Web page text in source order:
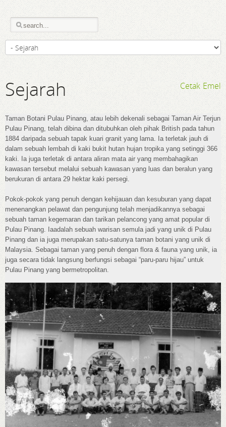
Emel
Cetak
Sejarah
Taman Botani Pulau Pinang, atau lebih dekenali sebagai Taman Air Terjun
Pulau Pinang, telah dibina dan ditubuhkan oleh pihak British pada tahun
1884 daripada sebuah tapak kuari granit yang lama. Ia terletak jauh di
dalam sebuah lembah di kaki bukit hutan hujan tropika yang setinggi 366
kaki. Ia juga terletak di antara aliran mata air yang membahagikan
kawasan tersebut melalui sebuah kawasan yang luas dan beralun yang
berukuran di antara 29 hektar kaki persegi.
Pokok-pokok yang penuh dengan kehijauan dan kesuburan yang dapat
menenangkan pelawat dan pengunjung telah menjadikannya sebagai
sebuah taman kegemaran dan tarikan pelancong yang amat popular di
Pulau Pinang. Iaadalah sebuah warisan semula jadi yang unik di Pulau
Pinang dan ia juga merupakan satu-satunya taman botani yang unik di
Malaysia. Sebagai taman yang penuh dengan flora & fauna yang unik, ia
juga secara tidak langsung berfungsi sebagai “paru-paru hijau” untuk
Pulau Pinang yang bermetropolitan.